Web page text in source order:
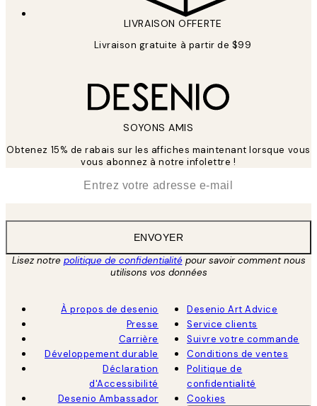
LIVRAISON OFFERTE
Livraison gratuite à partir de $99
SOYONS AMIS
Obtenez 15% de rabais sur les affiches maintenant lorsque vous
vous abonnez à notre infolettre !
ENVOYER
Lisez notre politique de confidentialitépour savoir comment nous
utilisons vos données
À propos de desenio
Presse
Carrière
Développement durable
Déclaration
d'Accessibilité
Desenio Ambassador
Desenio Art Advice
Service clients
Suivre votre commande
Conditions de ventes
Politique de
confidentialité
Cookies